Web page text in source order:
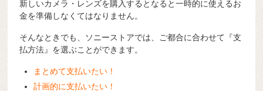
新しいカメラ・レンズを購入するとなると一時的に使えるお
金を準備しなくてはなりません。
そんなときでも、ソニーストアでは、ご都合に合わせて『支
払方法』を選ぶことができます。
まとめて支払いたい！
計画的に支払いたい！